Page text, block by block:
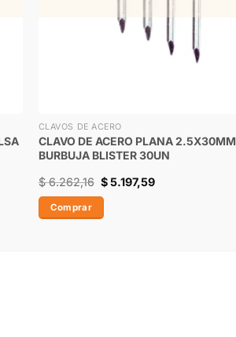
CLAVOS DE ACERO
CLAVO DE ACERO PLANA 2.5X30MM
BURBUJA BLISTER 30UN
$6.262,16 $5.197,59
Comprar